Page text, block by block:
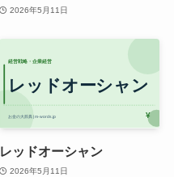
2026年5月11日
レッドオーシャン
2026年5月11日